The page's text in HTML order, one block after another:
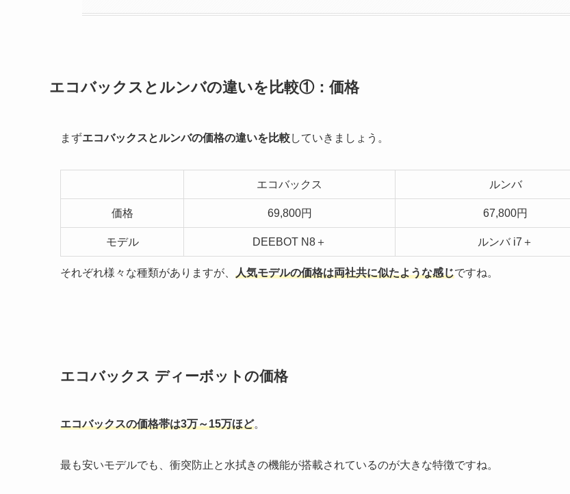
エコバックスとルンバの違いを比較①：価格
まずエコバックスとルンバの価格の違いを比較していきましょう。
エコバックス ルンバ
価格 69,800円 67,800円
モデル DEEBOT N8＋ ルンバ i7＋
それぞれ様々な種類がありますが、 人気モデルの価格は両社共に似たような感じですね。
エコバックス ディーボットの価格
エコバックスの価格帯は3万～15万ほど。
最も安いモデルでも、衝突防止と水拭きの機能が搭載されているのが大きな特徴ですね。